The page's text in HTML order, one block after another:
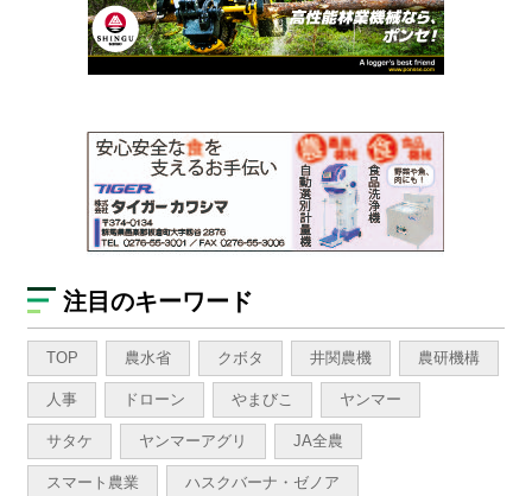
注目のキーワード
TOP 農水省 クボタ 井関農機 農研機構
人事 ドローン やまびこ ヤンマー
サタケ ヤンマーアグリ JA全農
スマート農業 ハスクバーナ・ゼノア